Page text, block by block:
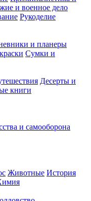
и военное дело
Рукоделие
и планеры
Сумки и
Десерты и
книги
и самооборона
Животные История